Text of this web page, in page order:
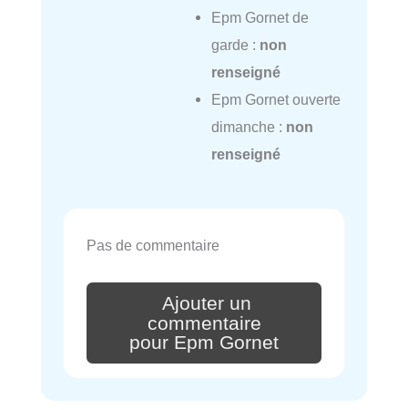
Epm Gornet de
garde : non
renseigné
Epm Gornet ouverte
dimanche : non
renseigné
Pas de commentaire
Ajouter un
commentaire
pour Epm Gornet